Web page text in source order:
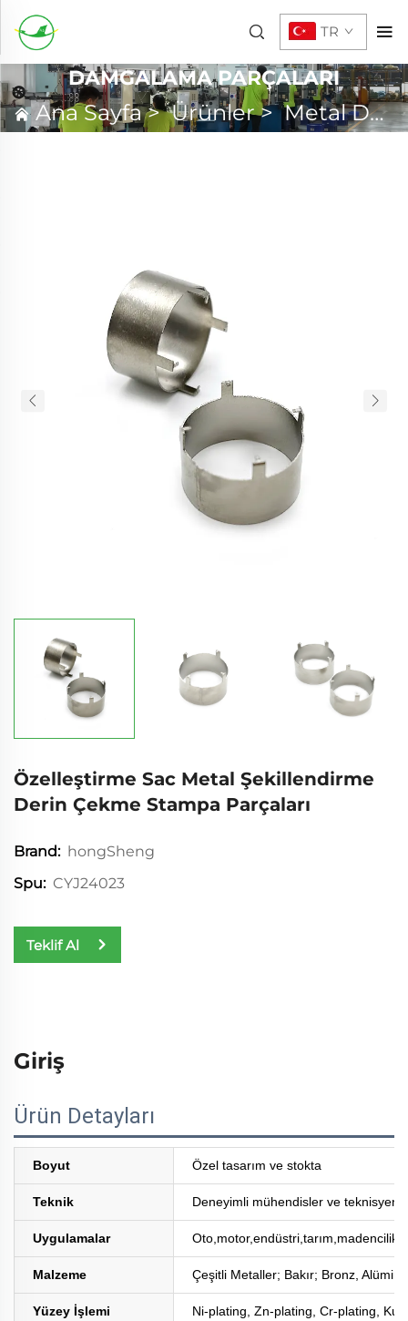
TR
DAMGALAMA PARÇALARI
Ana Sayfa>Ürünler>Metal Damgalama
Özelleştirme Sac Metal Şekillendirme
Derin Çekme Stampa Parçaları
Brand: hongSheng
Spu: CYJ24023
Teklif Al
Giriş
Ürün Detayları
Boyut Özel tasarım ve stokta
Teknik Deneyimli mühendisler ve
Uygulamalar
Malzeme Çeşitli Metaller; Bakır; Bronz,
Yüzey İşlemi Ni-plating, Zn-plating, Cr-plating,